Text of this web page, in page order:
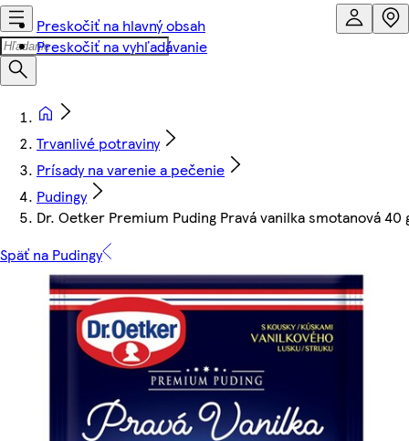
Preskočiť na hlavný obsah
Preskočiť na vyhľadávanie
Trvanlivé potraviny
Prísady na varenie a pečenie
Pudingy
Dr. Oetker Premium Puding Pravá vanilka smotanová 40
Späť na Pudingy